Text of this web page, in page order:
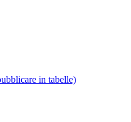
in tabelle)